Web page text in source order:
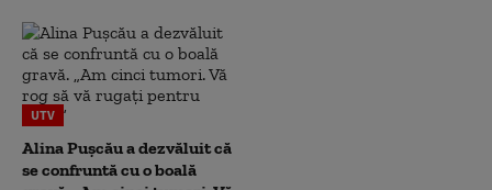
UTV
Alina Pușcău a dezvăluit că
se confruntă cu o boală